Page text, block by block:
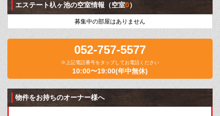
エステート杁ヶ池の空室情報 （空室0）
募集中の部屋はありません
052-757-5577
※上記電話番号をタップしてお電話ください
10:00〜19:00(年中無休)
物件をお持ちのオーナー様へ